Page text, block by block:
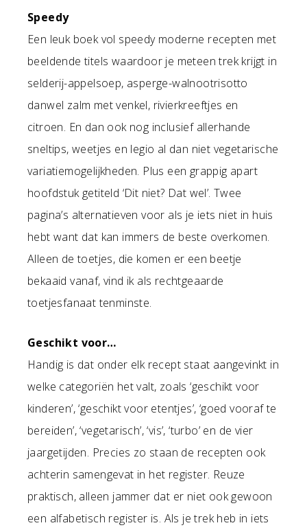
Speedy
Een leuk boek vol speedy moderne recepten met
beeldende titels waardoor je meteen trek krijgt in
selderij-appelsoep, asperge-walnootrisotto
danwel zalm met venkel, rivierkreeftjes en
citroen. En dan ook nog inclusief allerhande
sneltips, weetjes en legio al dan niet vegetarische
variatiemogelijkheden. Plus een grappig apart
hoofdstuk getiteld ‘Dit niet? Dat wel’. Twee
pagina’s alternatieven voor als je iets niet in huis
hebt want dat kan immers de beste overkomen.
Alleen de toetjes, die komen er een beetje
bekaaid vanaf, vind ik als rechtgeaarde
toetjesfanaat tenminste.
Geschikt voor…
Handig is dat onder elk recept staat aangevinkt in
welke categoriën het valt, zoals ‘geschikt voor
kinderen’, ‘geschikt voor etentjes’, ‘goed vooraf te
bereiden’, ‘vegetarisch’, ‘vis’, ‘turbo’ en de vier
jaargetijden. Precies zo staan de recepten ook
achterin samengevat in het register. Reuze
praktisch, alleen jammer dat er niet ook gewoon
een alfabetisch register is. Als je trek heb in iets